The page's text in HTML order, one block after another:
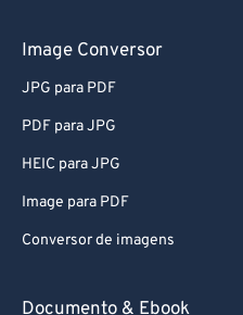
Image Conversor
JPG para PDF
PDF para JPG
HEIC para JPG
Image para PDF
Conversor de imagens
Documento & Ebook